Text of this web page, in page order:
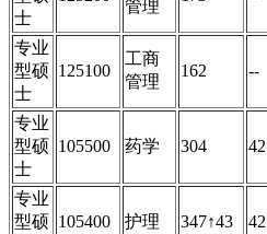
士
管理
专业
型硕
士
125100
工商
管理
162 --
专业
型硕
士
105500 药学 304 42
专业
型硕 105400 护理 347↑43 42